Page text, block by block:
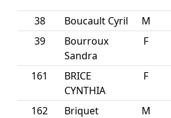
38
Boucault Cyril M
39
Bourroux
Sandra
F
161
BRICE
CYNTHIA
F
162
Briquet
M